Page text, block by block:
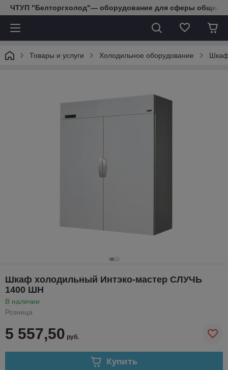
ЧТУП "Белторгхолод"— оборудование для сферы
Товары и услуги Холодильное оборудование
Шкаф холодильный Интэко-мастер СЛУЧЬ
1400 ШН
В наличии
Розница
5 557,50 руб.
Купить